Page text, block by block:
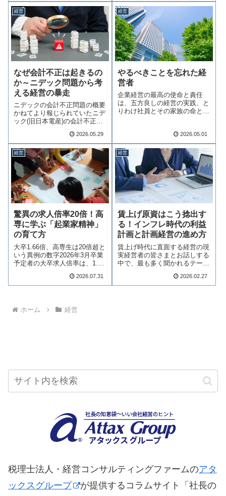
経営
なぜ会計不正は起きるの
か～ニデック問題から考
える経営の暴走
ニデックの会計不正問題の概要
かねてより報じられていたニデ
ック(旧日本電産)の会計不正問
2026.05.29
経営
やるべきことを忘れた経
営者
企業経営の最高の使命と責任
は、五方良しの経営の実践、と
りわけ社員とその家族の命と生
2026.05.01
経営
驚異の求人倍率20倍！高
専に学ぶ「起業家精神」
の育て方
大卒1.66倍、高専生は20倍超と
いう異例の数字2026年3月卒業
予定者の大卒求人倍率は、1.66
2026.07.31
経営
賃上げ原資はこう捻出す
る！インフレ時代の利益
計画と計画経営の進め方
賃上げ時代に直面する経営の現
実経営者の皆さまとお話しする
中で、最も多く聞かれるテーマ
2026.02.27
ホーム 経営
税理士法人・経営コンサルティングファームのアタ
ックスグループ
が提供するコラムサイト「社長の